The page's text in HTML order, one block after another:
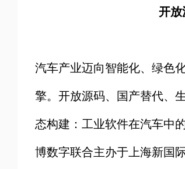
开放
汽车产业迈向智能化、绿色
擎。开放源码、国产替代、
态构建：工业软件在汽车中
博数字联合主办于上海新国